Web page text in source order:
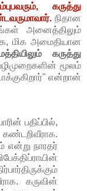
கருத்து
நிதான
அனைத்திலும்
மிக அமைதியான
கருத்து
மூலம்
என்றான்
பதிப்பில்,
என்று நாரதர்
கருவின்